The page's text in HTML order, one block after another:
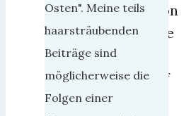
schon
lange
Hauf
Osten". Meine teils
haarsträubenden
Beiträge sind
möglicherweise die
Folgen einer